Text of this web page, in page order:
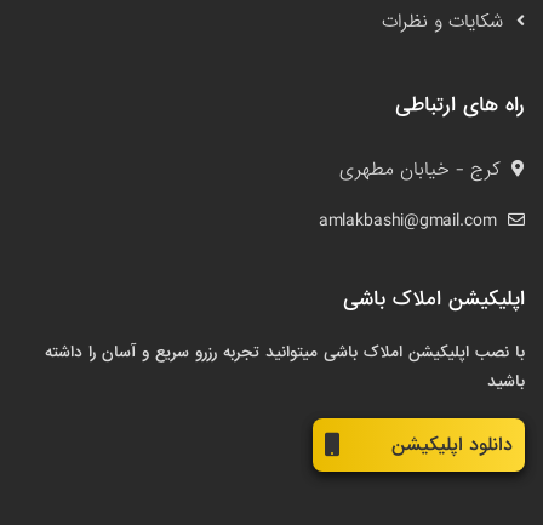
شکایات و نظرات
راه های ارتباطی
کرج - خیابان مطهری
amlakbashi@gmail.com
اپلیکیشن املاک باشی
با نصب اپلیکیشن املاک باشی میتوانید تجربه رزرو سریع و آسان را داشته
باشید
دانلود اپلیکیشن